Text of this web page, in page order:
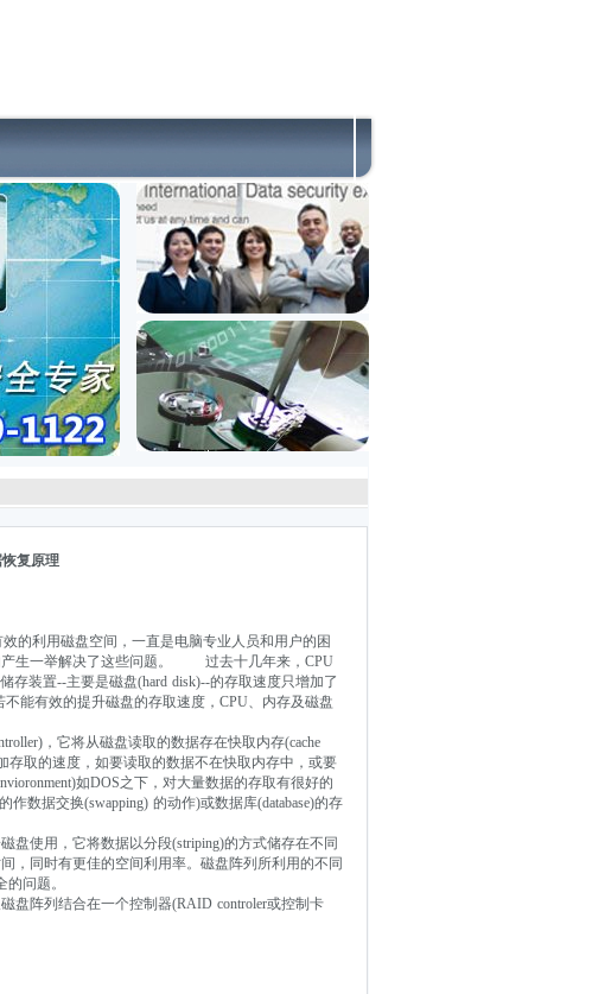
复原理
的利用磁盘空间，一直是电脑专业人员和用户的困
产生一举解决了这些问题。 过去十几年来，CPU
存装置--主要是磁盘(hard disk)--的存取速度只增加了
能有效的提升磁盘的存取速度，CPU、内存及磁盘
，它将从磁盘读取的数据存在快取内存(cache
存取的速度，如要读取的数据不在快取内存中，或要
如DOS之下，对大量数据的存取有很好的
数据交换(swapping) 的动作)或数据库(database)的存
盘使用，它将数据以分段(striping)的方式储存在不同
，同时有更佳的空间利用率。磁盘阵列所利用的不同
问题。
盘阵列结合在一个控制器(RAID controler或控制卡